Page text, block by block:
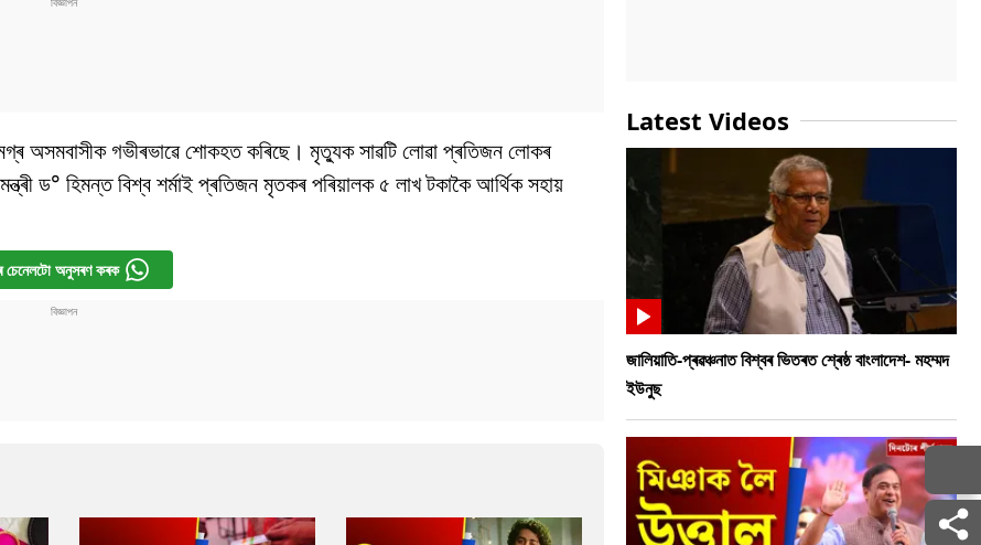
অসমবাসীক গভীৰভাৱে শোকহত কৰিছে। মৃত্যুক সাৱটি লোৱা প্ৰতিজন লোকৰ
ড° হিমন্ত বিশ্ব শৰ্মাই প্ৰতিজন মৃতকৰ পৰিয়ালক ৫ লাখ টকাকৈ আৰ্থিক সহায়
চেনেলটো অনুসৰণ কৰক
Latest Videos
জালিয়াতি-প্ৰৱঞ্চনাত বিশ্বৰ ভিতৰত শ্ৰেষ্ঠ বাংলাদেশ- মহম্মদ
ইউনুছ